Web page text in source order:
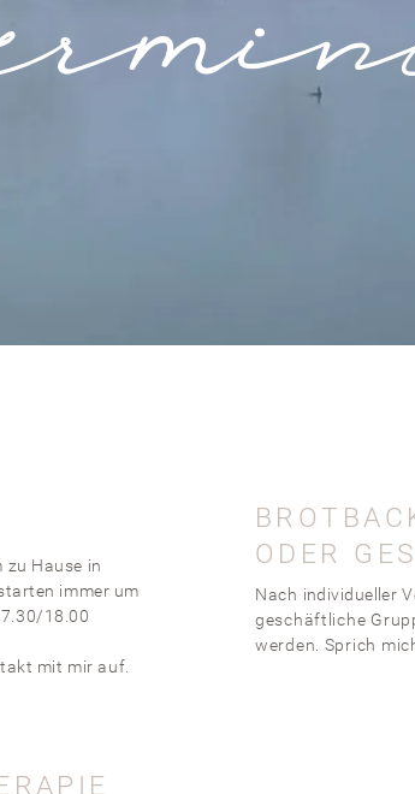
zu Hause in
immer um
18.00
mit mir auf.
ODER
Nach individueller
geschäftliche
werden. Sprich